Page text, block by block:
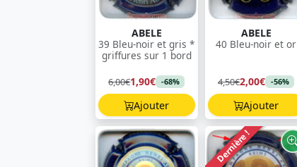
ABELE
39 Bleu-noir et gris *
griffures sur 1 bord
6,00€1,90€ -68%
Ajouter
ABELE
40 Bleu-noir et or
4,50€2,00€ -56%
Ajouter
Dernière !